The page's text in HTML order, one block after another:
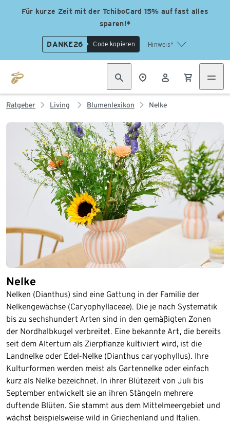
Für kurze Zeit mit der TchiboCard 15% auf fast alles
sparen!*
DANKE26 Code kopieren Hinweis*
Ratgeber Living Blumenlexikon Nelke
Nelke
Nelken (Dianthus) sind eine Gattung in der Familie der
Nelkengewächse (Caryophyllaceae). Die je nach Systematik
bis zu sechshundert Arten sind in den gemäßigten Zonen
der Nordhalbkugel verbreitet. Eine bekannte Art, die bereits
seit dem Altertum als Zierpflanze kultiviert wird, ist die
Landnelke oder Edel-Nelke (Dianthus caryophyllus). Ihre
Kulturformen werden meist als Gartennelke oder einfach
kurz als Nelke bezeichnet. In ihrer Blütezeit von Juli bis
September entwickelt sie an ihren Stängeln mehrere
duftende Blüten. Sie stammt aus dem Mittelmeergebiet und
wächst beispielsweise wild in Griechenland und Italien.